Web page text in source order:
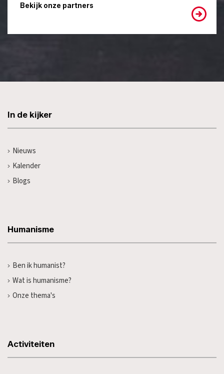
Bekijk onze partners
In de kijker
Nieuws
Kalender
Blogs
Humanisme
Ben ik humanist?
Wat is humanisme?
Onze thema's
Activiteiten